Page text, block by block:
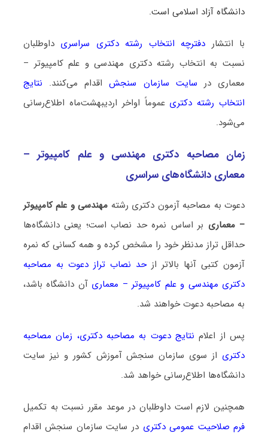
دانشگاه آزاد اسلامی است.
با انتشار دفترچه انتخاب رشته دکتری سراسری داوطلبان
نسبت به انتخاب رشته دکتری مهندسی و علم کامپیوتر –
معماری در سایت سازمان سنجشاقدام می‌کنند. نتایج
انتخاب رشته دکتری عموماً اواخر اردیبهشت‌ماه اطلاع‌رسانی
می‌شود.
زمان مصاحبه دکتری مهندسی و علم کامپیوتر –
معماری دانشگاه‌های سراسری
دعوت به مصاحبه آزمون دکتری رشته مهندسی و علم کامپیوتر
– معماری بر اساس نمره حد نصاب است؛ یعنی دانشگاه‌ها
حداقل تراز مدنظر خود را مشخص کرده و همه کسانی که نمره
آزمون کتبی آنها بالاتر ازحد نصاب تراز دعوت به مصاحبه
دکتری مهندسی و علم کامپیوتر – معماری آن دانشگاه باشد،
به مصاحبه دعوت خواهند شد.
پس از اعلام نتایج دعوت به مصاحبه دکتری، زمان مصاحبه
دکتری از سوی سازمان سنجش آموزش کشور و نیز سایت
دانشگاه‌ها اطلاع‌رسانی خواهد شد.
همچنین لازم است داوطلبان در موعد مقرر نسبت به تکمیل
فرم صلاحیت عمومی دکتری در سایت سازمان سنجش اقدام